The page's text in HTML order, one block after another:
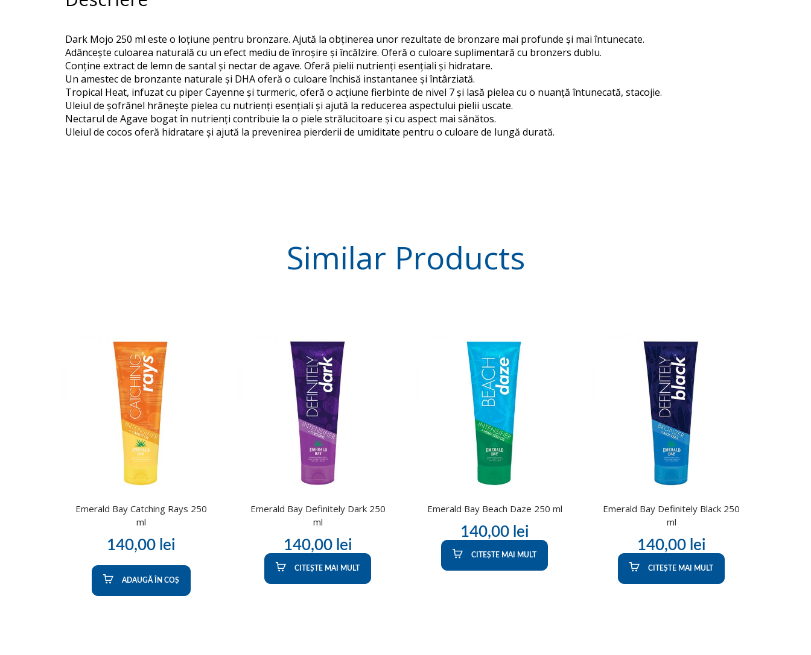
Dark Mojo 250 ml este o loțiune pentru bronzare. Ajută la obținerea unor rezultate de bronzare mai profunde și mai întunecate.
Adâncește culoarea naturală cu un efect mediu de înroșire și încălzire. Oferă o culoare suplimentară cu bronzers dublu.
Conține extract de lemn de santal și nectar de agave. Oferă pielii nutrienți esențiali și hidratare.
Un amestec de bronzante naturale și DHA oferă o culoare închisă instantanee și întârziată.
Tropical Heat, infuzat cu piper Cayenne și turmeric, oferă o acțiune fierbinte de nivel 7 și lasă pielea cu o nuanță întunecată, stacojie.
Uleiul de șofrănel hrănește pielea cu nutrienți esențiali și ajută la reducerea aspectului pielii uscate.
Nectarul de Agave bogat în nutrienți contribuie la o piele strălucitoare și cu aspect mai sănătos.
Uleiul de cocos oferă hidratare și ajută la prevenirea pierderii de umiditate pentru o culoare de lungă durată.
Similar Products
Emerald Bay Catching Rays 250
ml
140,00 lei
ADAUGĂ ÎN COȘ
Emerald Bay Definitely Dark 250
ml
140,00 lei
CITEȘTE MAI MULT
Emerald Bay Beach Daze 250 ml
140,00 lei
CITEȘTE MAI MULT
Emerald Bay Definitely Black 250
ml
140,00 lei
CITEȘTE MAI MULT